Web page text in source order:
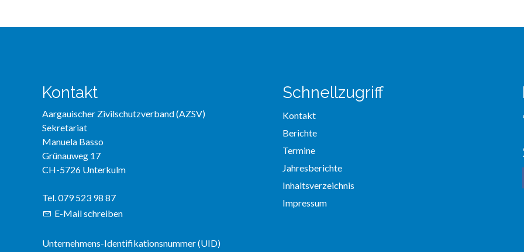
Kontakt
Aargauischer Zivilschutzverband (AZSV)
Sekretariat
Manuela Basso
Grünauweg 17
CH-5726 Unterkulm
Tel. 079 523 98 87
E-Mail schreiben
Unternehmens-Identifikationsnummer (UID)
Schnellzugriff
Kontakt
Berichte
Termine
Jahresberichte
Inhaltsverzeichnis
Impressum